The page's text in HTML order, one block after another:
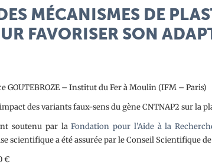
MÉCANISMES DE
FAVORISER SON
GOUTEBROZE – Institut du Fer à Moulin (IFM – Paris)
des variants faux-sens du gène CNTNAP2 sur la
soutenu par laFondation pour l’Aide à la
scientifique a été assurée par le Conseil Scientifique de
€